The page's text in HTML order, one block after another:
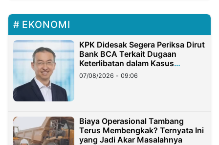
EKONOMI
KPK Didesak Segera Periksa Dirut
Bank BCA Terkait Dugaan
Keterlibatan dalam Kasus
Hilangnya Dana Nasabah Rp2,58
Miliar
07/08/2026 - 09:06
Biaya Operasional Tambang
Terus Membengkak? Ternyata Ini
yang Jadi Akar Masalahnya